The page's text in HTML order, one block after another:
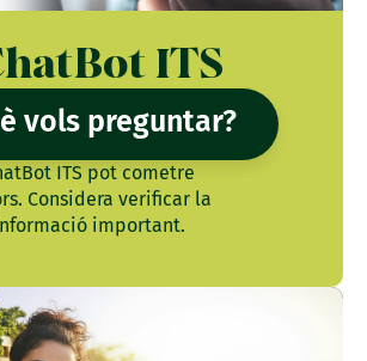
ITS
vols preguntar?
ITS pot cometre
Considera verificar la
important.